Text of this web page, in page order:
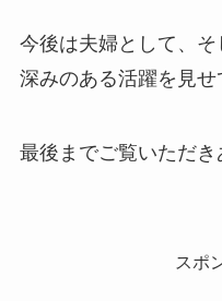
今後は夫婦として、
深みのある活躍を見せ
最後までご覧いただ
スポ